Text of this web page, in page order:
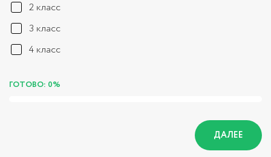
2 класс
3 класс
4 класс
ГОТОВО: 0%
ДАЛЕЕ